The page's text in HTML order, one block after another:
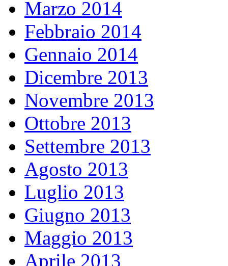
Marzo 2014
Febbraio 2014
Gennaio 2014
Dicembre 2013
Novembre 2013
Ottobre 2013
Settembre 2013
Agosto 2013
Luglio 2013
Giugno 2013
Maggio 2013
Aprile 2013